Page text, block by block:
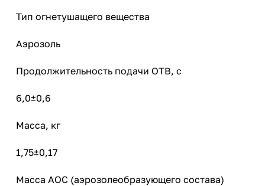
Тип огнетушащего вещества
Аэрозоль
Продолжительность подачи ОТВ, с
6,0±0,6
Масса, кг
1,75±0,17
Масса АОС (аэрозолеобразующего состава)